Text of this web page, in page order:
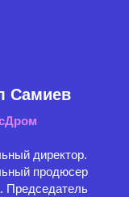
Самиев
директор.
продюсер
Председатель